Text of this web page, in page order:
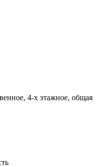
4-х этажное, общая